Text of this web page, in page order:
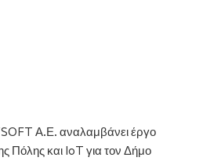
Α.Ε. αναλαμβάνει έργο
Πόλης και IoT για τον Δήμο